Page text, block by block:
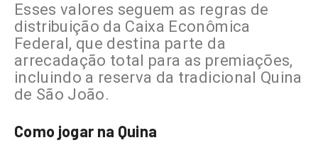
Esses valores seguem as regras de
distribuição da Caixa Econômica
Federal, que destina parte da
arrecadação total para as premiações,
incluindo a reserva da tradicional Quina
de São João.
Como jogar na Quina